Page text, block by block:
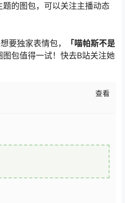
的图包，可以关注主播动态
要独家表情包，
「喵帕斯不是
图包值得一试！快去B站关注她
查看